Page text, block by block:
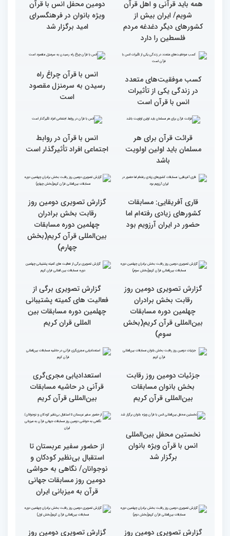
سومین روز مسابقات قرآن
جزئیات سومین روز رقابت
بخش برادران مسابقات
مسابقات قرآن با مساعدت
همه بخش‌های ستاد اجرایی
به خوبی پیش رفته/ اوقاف
در مسیر توسعه علم
همه باید قرآنی و اهل قرآن
شویم/ ایران بیش از
کشورهای دیگر دغدغه مردم
دومین محفل انس با قرآن
ویژه بانوان در فرهنگسرای
کسب موفقیت‌های متعدد
در زندگی یکی از تأثیرات
انس با قرآن چراغ راه
رسیدن به سرمنزل مقصود
است
قرائت قرآن برای هر
باشد
انس با قرآن در روابط
قاری آفریقایی: مسابقات
کشورهای زیادی رفته‌ام اما
حضور در ایران آرزویم بود
چهلمین دوره مسابقات
چهارم)
گزارش تصویری دومین روز
رقابت بخش برادران
چهلمین دوره مسابقات
بین‌المللی قرآن کریم(بخش
گزارش تصویری برگی از
فعالیت های کمیته پشتیبانی
چهلمین دوره مسابقات بین
المللی قران کریم
جزئیات دومین روز رقابت
بخش بانوان مسابقات
بین‌المللی قرآن کریم
استعدادیابی مجری‌گری
قرآنی در حاشیه مسابقات
بین‌المللی قرآن کریم